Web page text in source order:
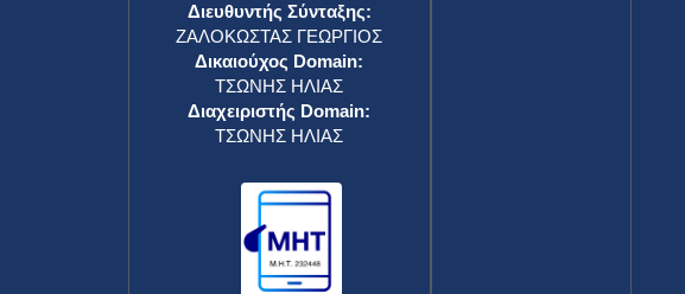
Διευθυντής Σύνταξης:
ΖΑΛΟΚΩΣΤΑΣ ΓΕΩΡΓΙΟΣ
Δικαιούχος Domain:
ΤΣΩΝΗΣ ΗΛΙΑΣ
Διαχειριστής Domain:
ΤΣΩΝΗΣ ΗΛΙΑΣ